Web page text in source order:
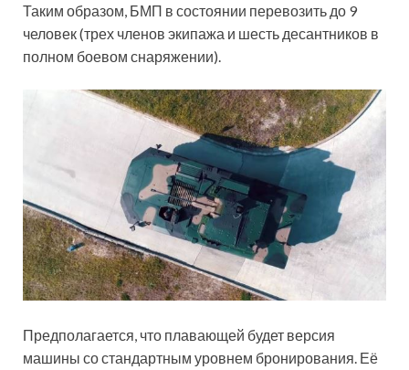
Таким образом, БМП в состоянии перевозить до 9
человек (трех членов экипажа и шесть десантников в
полном боевом снаряжении).
Предполагается, что плавающей будет версия
машины со стандартным уровнем бронирования. Её